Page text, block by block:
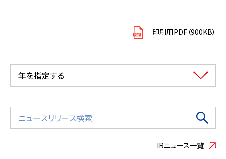
印刷用PDF（900KB）
年を指定する
IRニュース一覧